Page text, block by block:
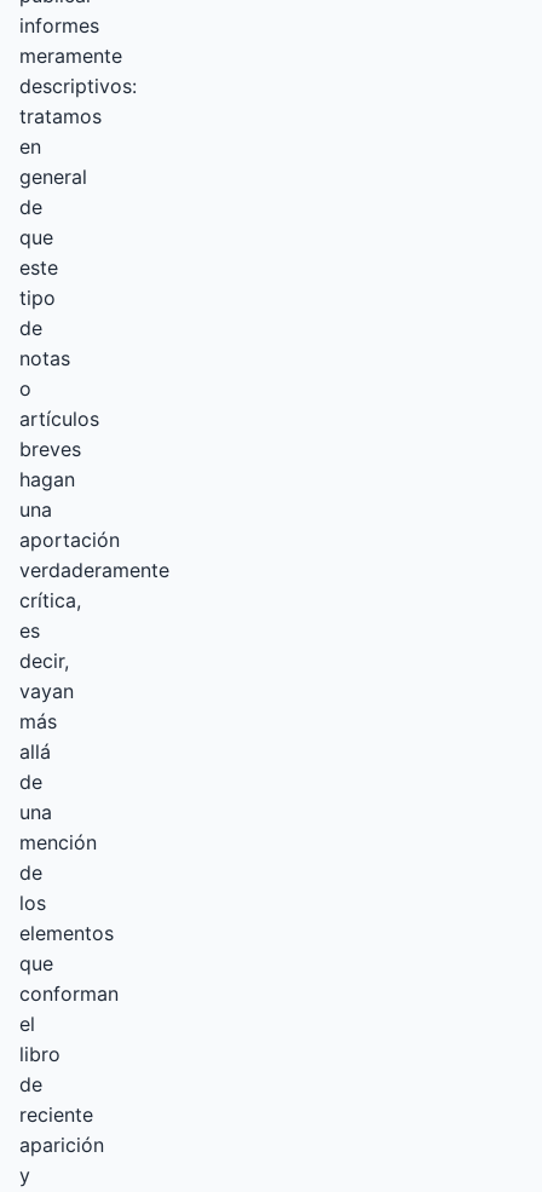
informes
meramente
descriptivos:
tratamos
en
general
de
que
este
tipo
de
notas
o
artículos
breves
hagan
una
aportación
verdaderamente
crítica,
es
decir,
vayan
más
allá
de
una
mención
de
los
elementos
que
conforman
el
libro
de
reciente
aparición
y